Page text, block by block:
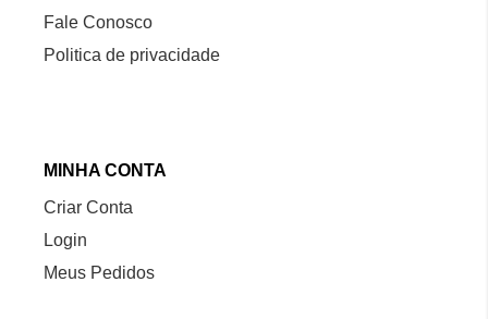
Fale Conosco
Politica de privacidade
MINHA CONTA
Criar Conta
Login
Meus Pedidos